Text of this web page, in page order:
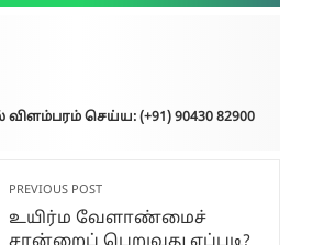
விளம்பரம் செய்ய: (+91) 90430 82900
PREVIOUS POST
உயிர்ம வேளாண்மைச்